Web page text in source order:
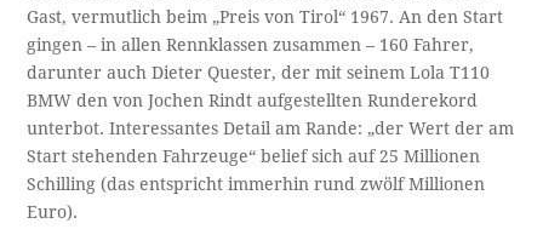
Gast, vermutlich beim „Preis von Tirol“ 1967. An den Start
gingen – in allen Rennklassen zusammen – 160 Fahrer,
darunter auch Dieter Quester, der mit seinem Lola T110
BMW den von Jochen Rindt aufgestellten Runderekord
unterbot. Interessantes Detail am Rande: „der Wert der am
Start stehenden Fahrzeuge“ belief sich auf 25 Millionen
Schilling (das entspricht immerhin rund zwölf Millionen
Euro).